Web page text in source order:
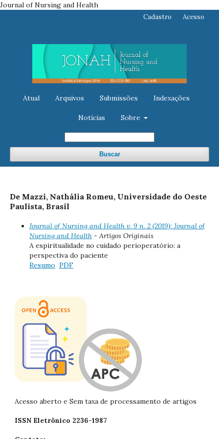
Journal of Nursing and Health
Atual Arquivos Submissões Indexações
Notícias Sobre
Buscar
Cadastro Acesso
De Mazzi, Nathália Romeu, Universidade do Oeste
Paulista, Brasil
Journal of Nursing and Health v. 9 n. 2 (2019): Journal of
Nursing and Health - Artigos Originais
A espiritualidade no cuidado perioperatório: a
perspectiva do paciente
Resumo PDF
Acesso aberto e Sem taxa de processamento de artigos
ISSN Eletrônico 2236-1987